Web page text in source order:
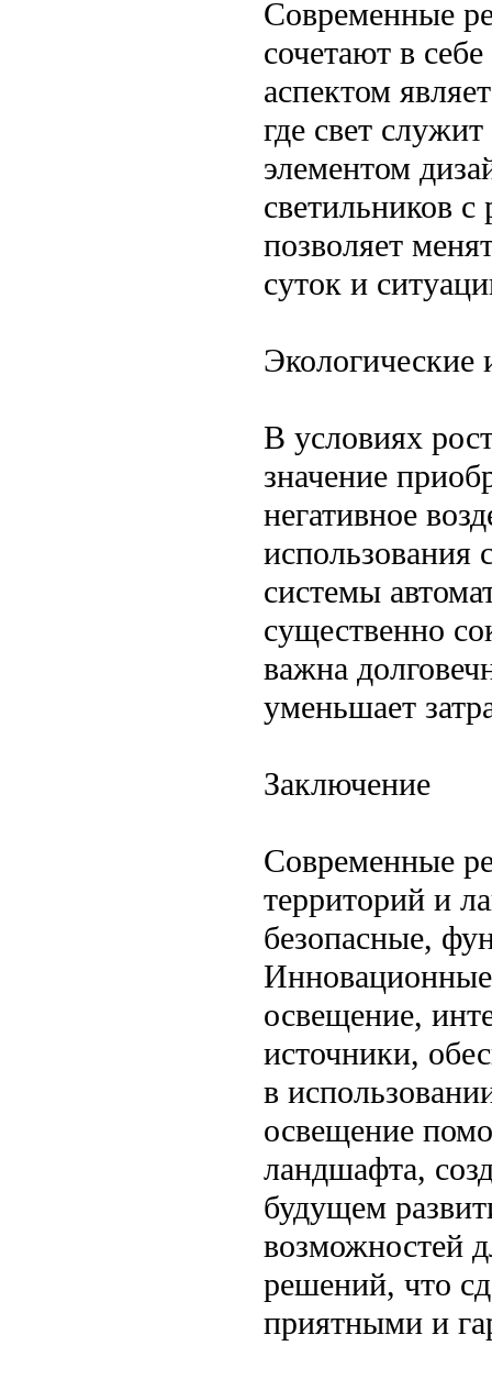
Современные
сочетают в
аспектом
где свет
элементом
светильников
позволяет
суток и
Экологические
В условиях
значение
негативное
использования
системы
существенно
важна
уменьшает
Заключение
Современные
территорий и
безопасные,
Инновационные
освещение,
источники,
в
освещение
ландшафта,
будущем
возможностей
решений, что
приятными и